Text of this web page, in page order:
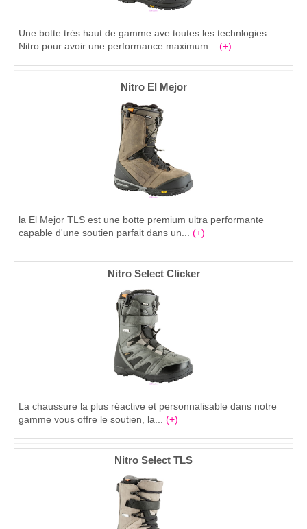
Une botte très haut de gamme ave toutes les technlogies
Nitro pour avoir une performance maximum... (+)
Nitro El Mejor
la El Mejor TLS est une botte premium ultra performante
capable d'une soutien parfait dans un... (+)
Nitro Select Clicker
La chaussure la plus réactive et personnalisable dans notre
gamme vous offre le soutien, la... (+)
Nitro Select TLS